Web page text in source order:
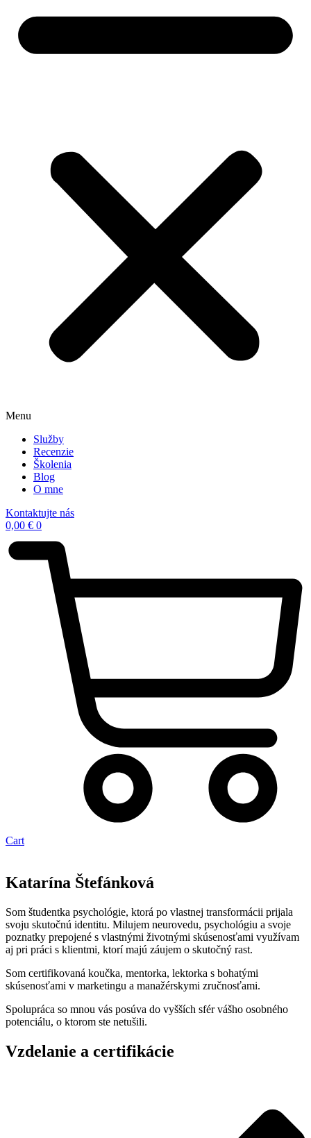
Menu
Služby
Recenzie
Školenia
Blog
O mne
Kontaktujte nás
0,00 € 0
Cart
Katarína Štefánková
Som študentka psychológie, ktorá po vlastnej transformácii prijala
svoju skutočnú identitu. Milujem neurovedu, psychológiu a svoje
poznatky prepojené s vlastnými životnými skúsenosťami využívam
aj pri práci s klientmi, ktorí majú záujem o skutočný rast.
Som certifikovaná koučka, mentorka, lektorka s bohatými
skúsenosťami v marketingu a manažérskymi zručnosťami.
Spolupráca so mnou vás posúva do vyšších sfér vášho osobného
potenciálu, o ktorom ste netušili.
Vzdelanie a certifikácie